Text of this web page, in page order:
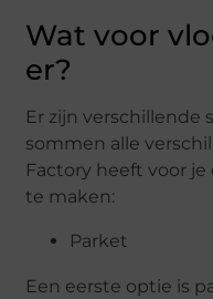
Wat voor
er?
Er zijn verschillende
sommen alle
Factory heeft voor
te maken:
Parket
Een eerste optie is